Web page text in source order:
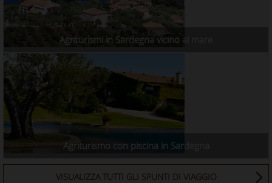
Agriturismi in Sardegna vicino al mare
Agriturismo con piscina in Sardegna
VISUALIZZA TUTTI GLI SPUNTI DI VIAGGIO